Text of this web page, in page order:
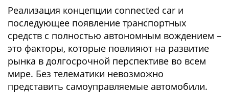
Реализация концепции connected car и
последующее появление транспортных
средств с полностью автономным вождением –
это факторы, которые повлияют на развитие
рынка в долгосрочной перспективе во всем
мире. Без телематики невозможно
представить самоуправляемые автомобили.